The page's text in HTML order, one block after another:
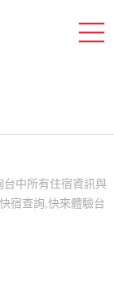
台中所有住宿資訊與
宿查詢,快來體驗台